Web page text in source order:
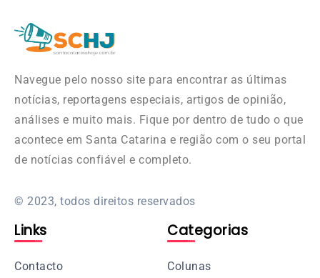
Navegue pelo nosso site para encontrar as últimas
notícias, reportagens especiais, artigos de opinião,
análises e muito mais. Fique por dentro de tudo o que
acontece em Santa Catarina e região com o seu portal
de notícias confiável e completo.
© 2023, todos direitos reservados
Links
Contacto
Categorias
Colunas